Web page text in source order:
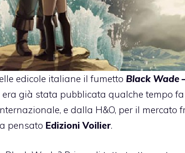
edicole italiane il fumetto Black Wade
era già stata pubblicata qualche tempo
e dalla H&O, per il mercato
pensato Edizioni Voilier.